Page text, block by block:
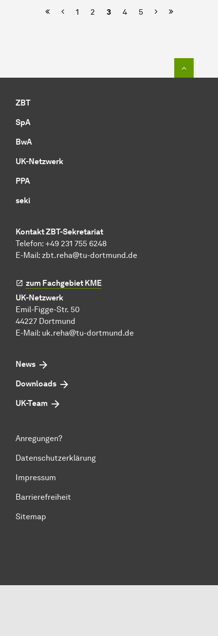
Vorherige
1 2 3 4 5 Nächste
ZBT
SpA
BwA
UK-Netzwerk
PPA
seki
Kontakt ZBT-Sekretariat
Telefon: +49 231 755 6248
E-Mail: zbt.reha@tu-dortmund.de
zum Fachgebiet KME
UK-Netzwerk
Emil-Figge-Str. 50
44227 Dortmund
E-Mail: uk.reha@tu-dortmund.de
News
Downloads
UK-Team
Anregungen?
Datenschutzerklärung
Impressum
Barrierefreiheit
Sitemap